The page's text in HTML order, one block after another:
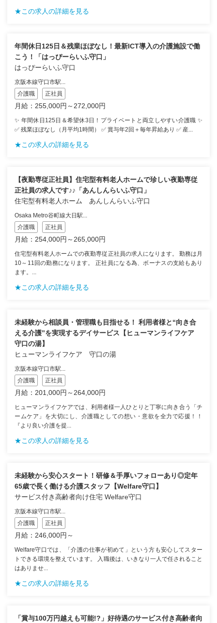
★この求人の詳細を見る
年間休日125日＆残業ほぼなし！最新ICT導入の介護施設で働
こう！「はっぴーらいふ守口」
はっぴーらいふ守口
京阪本線守口市駅...
介護職
正社員
月給：255,000円～272,000円
✨ 年間休日125日＆希望休3日！プライベートと両立しやすい介護職 ✨
✅ 残業ほぼなし（月平均1時間） ✅ 賞与年2回＋毎年昇給あり ✅ 産...
★この求人の詳細を見る
【夜勤専従正社員】住宅型有料老人ホームで珍しい夜勤専従
正社員の求人です♪♪「あんしんらいふ守口」
住宅型有料老人ホーム あんしんらいふ守口
Osaka Metro谷町線大日駅...
介護職
正社員
月給：254,000円～265,000円
住宅型有料老人ホームでの夜勤専従正社員の求人になります。 勤務は月
10～11回の勤務になります。 正社員になる為、ボーナスの支給もあり
ます。...
★この求人の詳細を見る
未経験から相談員・管理職も目指せる！ 利用者様と“向き合
える介護”を実現するデイサービス【ヒューマンライフケア
守口の湯】
ヒューマンライフケア 守口の湯
京阪本線守口市駅...
介護職
正社員
月給：201,000円～264,000円
ヒューマンライフケアでは、利用者様一人ひとりと丁寧に向き合う「チ
ームケア」を大切にし、介護職としての想い・意欲を全力で応援！！
『より良い介護を提...
★この求人の詳細を見る
未経験から安心スタート！研修＆手厚いフォローあり◎定年
65歳で長く働ける介護スタッフ【Welfare守口】
サービス付き高齢者向け住宅 Welfare守口
京阪本線守口市駅...
介護職
正社員
月給：246,000円～
Welfare守口では、「介護の仕事が初めて」という方も安心してスター
トできる環境を整えています。 入職後は、いきなり一人で任されること
はありませ...
★この求人の詳細を見る
「賞与100万円越えも可能!?」好待遇のサービス付き高齢者向